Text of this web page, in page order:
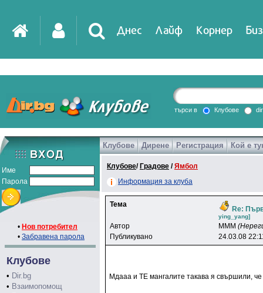
Днес Лайф Корнер
DirTV Impressio
Games
търси в Клубове
Име
Парола
• Нов потребител
• Забравена парола
Клубове
• Dir.bg
• Взаимопомощ
Клубове Дирене Регистрация Кой е
Клубове/ Градове /Ямбол
Информация за клуба
Тема
Re:
ying_yang]
Автор MMM
Публикувано
24.03.08
Мдааа и ТЕ мангалите такава я свършили,